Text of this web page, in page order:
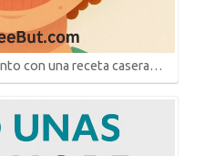
con una receta casera…